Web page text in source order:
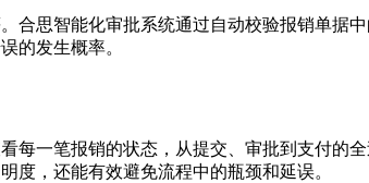
合思智能化审批系统通过自动校验报销单据
的发生概率。
每一笔报销的状态，从提交、审批到支付的
度，还能有效避免流程中的瓶颈和延误。